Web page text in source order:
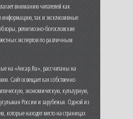
вниманию читателей как
информацию, так и эксклюзивные
религиозно-богословские
экспертов по различным
на «Ансар.Ru», рассчитаны на
Сайт освещает как собственно
экономическую, культурную,
России и зарубежья. Одной из
которые находят место на страницах